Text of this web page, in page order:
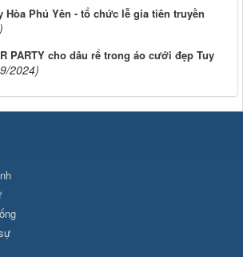
Hòa Phú Yên - tổ chức lễ gia tiên truyền
PARTY cho dâu rể trong áo cưới đẹp Tuy
2024)